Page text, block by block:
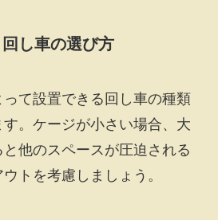
し車の選び方
て設置できる回し車の種類
。ケージが小さい場合、大
他のスペースが圧迫される
トを考慮しましょう。